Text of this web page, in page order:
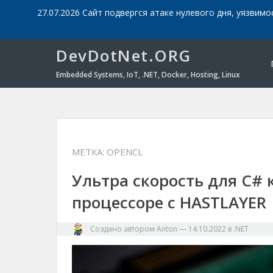
27.07.2026 Сайт подвергся атаке нулевого дня,
DevDotNet.ORG
Embedded Systems, IoT, .NET, Docker, Hosting, Linux
МЕТКА: OPENCL
Ультра скорость для C#
процессоре с HASTLAYER
Создано автором Anton — 14.10.2022 в .NET